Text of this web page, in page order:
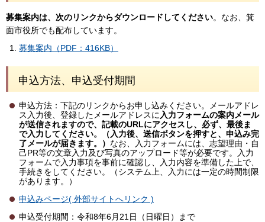
募集案内は、次のリンクからダウンロードしてください。なお、箕
面市役所でも配布しています。
募集案内（PDF：416KB）
申込方法、申込受付期間
申込方法：下記のリンクからお申し込みください。メールアドレ
ス入力後、登録したメールアドレスに 入力フォームの案内メール
が送信されますので、記載のURLにアクセスし、必ず、最後ま
で入力してください。（入力後、送信ボタンを押すと、申込み完
了メールが届きます。） なお、入力フォームには、志望理由・自
己PR等の文章入力及び写真のアップロード等が必要です。入力
フォームで入力事項を事前に確認し、入力内容を準備した上で、
手続きをしてください。（システム上、入力には一定の時間制限
があります。）
申込みページ( 外部サイトへリンク )
申込受付期間：令和8年6月21日（日曜日）まで